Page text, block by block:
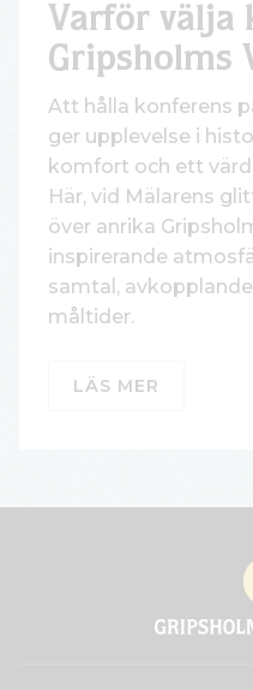
Varför välja
Gripsholms
Att hålla konferens
ger upplevelse i
komfort och ett
Här, vid Mälarens
över anrika
inspirerande
samtal,
måltider.
LÄS MER